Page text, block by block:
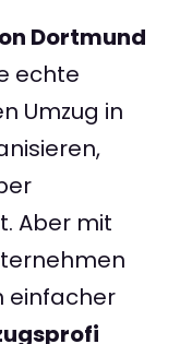
Dortmund
echte
Umzug in
Aber mit
einfacher